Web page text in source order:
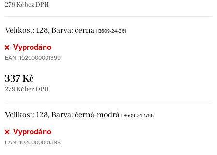
279 Kč bez DPH
Velikost: 128, Barva: černá | B609-24-361
Vyprodáno
EAN: 1020000001399
337 Kč
279 Kč bez DPH
Velikost: 128, Barva: černá-modrá | B609-24-1756
Vyprodáno
EAN: 1020000001398